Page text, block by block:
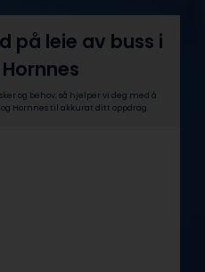
på leie av buss i
og behov, så hjelper vi deg med å
Hornnes til akkurat ditt oppdrag.